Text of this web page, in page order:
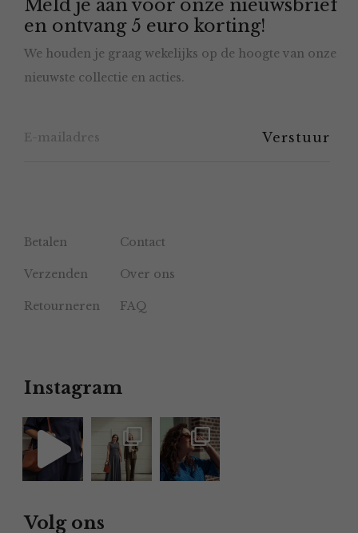
Meld je aan voor onze nieuwsbrief
en ontvang 5 euro korting!
We houden je graag wekelijks op de hoogte van onze
nieuwste collectie en acties.
Betalen Contact
Verzenden Over ons
Retourneren FAQ
Instagram
Volg ons